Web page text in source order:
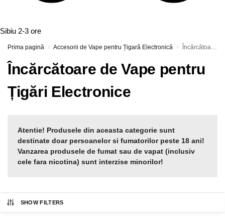
Sibiu 2-3 ore
Prima pagină / Accesorii de Vape pentru Țigară Electronică / Încărcătoare de Vape pentru Țigări Electronice
Încărcătoare de Vape pentru
Țigări Electronice
Atentie! Produsele din aceasta categorie sunt
destinate doar persoanelor si fumatorilor peste 18 ani!
Vanzarea produsele de fumat sau de vapat (inclusiv
cele fara nicotina) sunt interzise minorilor!
SHOW FILTERS